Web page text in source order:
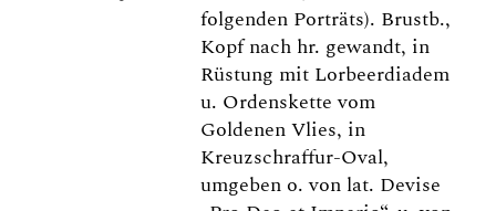
folgenden Porträts). Brustb.,
Kopf nach hr. gewandt, in
Rüstung mit Lorbeerdiadem
u. Ordenskette vom
Goldenen Vlies, in
Kreuzschraffur-Oval,
umgeben o. von lat. Devise